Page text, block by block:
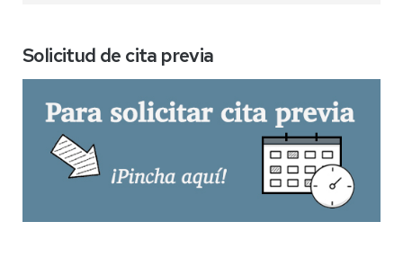
Solicitud de cita previa